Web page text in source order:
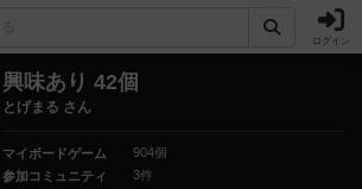
ログイン
興味あり 42個
とげまる さん
マイボードゲーム
904個
参加コミュニティ
3件